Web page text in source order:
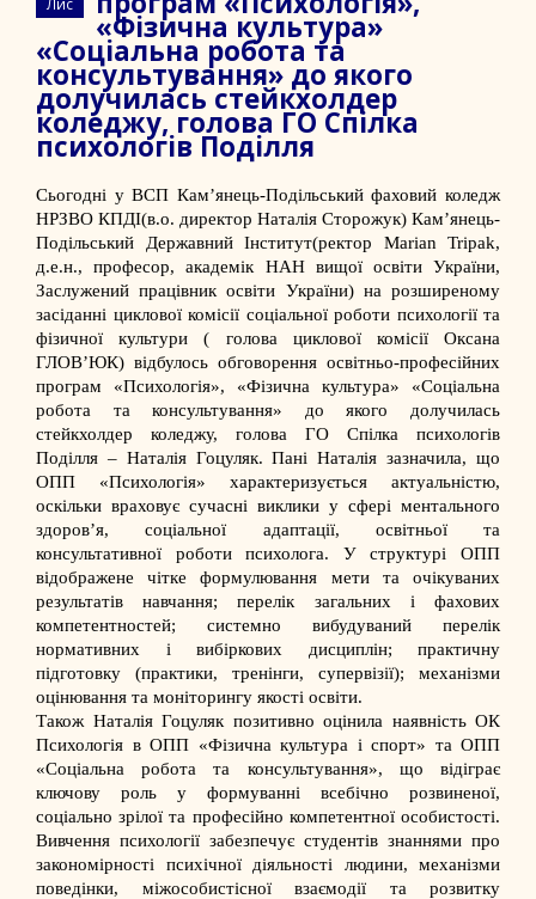
«Фізична культура»
«Соціальна робота та
консультування» до якого
долучилась стейкхолдер
коледжу, голова ГО Спілка
психологів Поділля
Сьогодні уВСП Кам’янець-Подільський фаховий коледж
НРЗВО КПДІ(в.о. директор Наталія Сторожук) Кам’янець-
Подільський Державний Інститут(ректор Marian Tripak,
д.е.н., професор, академік НАН вищої освіти України,
Заслужений працівник освіти України) на розширеному
засіданні циклової комісії соціальної роботи психології та
фізичної культури ( голова циклової комісії Оксана
ГЛОВ’ЮК) відбулось обговорення освітньо-професійних
програм «Психологія», «Фізична культура» «Соціальна
робота та консультування» до якого долучилась
стейкхолдер коледжу, голова ГО Спілка психологів
Поділля – Наталія Гоцуляк. Пані Наталія зазначила, що
ОПП «Психологія» характеризується актуальністю,
оскільки враховує сучасні виклики у сфері ментального
здоров’я, соціальної адаптації, освітньої та
консультативної роботи психолога. У структурі ОПП
відображене чітке формулювання мети та очікуваних
результатів навчання; перелік загальних і фахових
компетентностей; системно вибудуваний перелік
нормативних і вибіркових дисциплін; практичну
підготовку (практики, тренінги, супервізії); механізми
оцінювання та моніторингу якості освіти.
Також Наталія Гоцуляк позитивно оцінила наявність ОК
Психологія в ОПП «Фізична культура і спорт» та ОПП
«Соціальна робота та консультування», що відіграє
ключову роль у формуванні всебічно розвиненої,
соціально зрілої та професійно компетентної особистості.
Вивчення психології забезпечує студентів знаннями про
закономірності психічної діяльності людини, механізми
поведінки, міжособистісної взаємодії та розвитку